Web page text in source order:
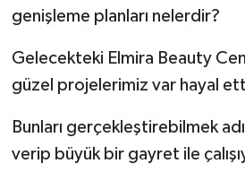
genişleme planları nelerdir?
Gelecekteki Elmira Beauty
güzel projelerimiz var hayal
Bunları gerçekleştirebilmek
verip büyük bir gayret ile